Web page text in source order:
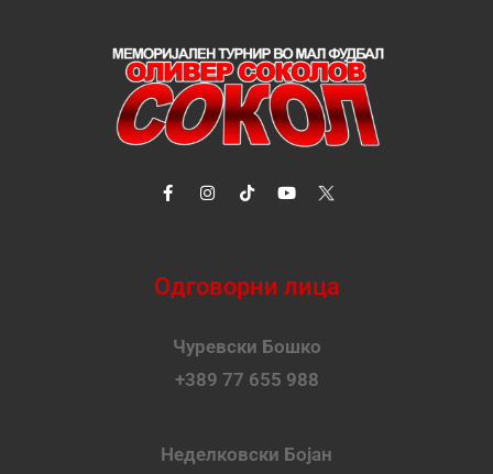
Одговорни лица
Чуревски Бошко
+389 77 655 988
Неделковски Бојан